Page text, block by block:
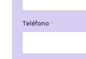
Teléfono *